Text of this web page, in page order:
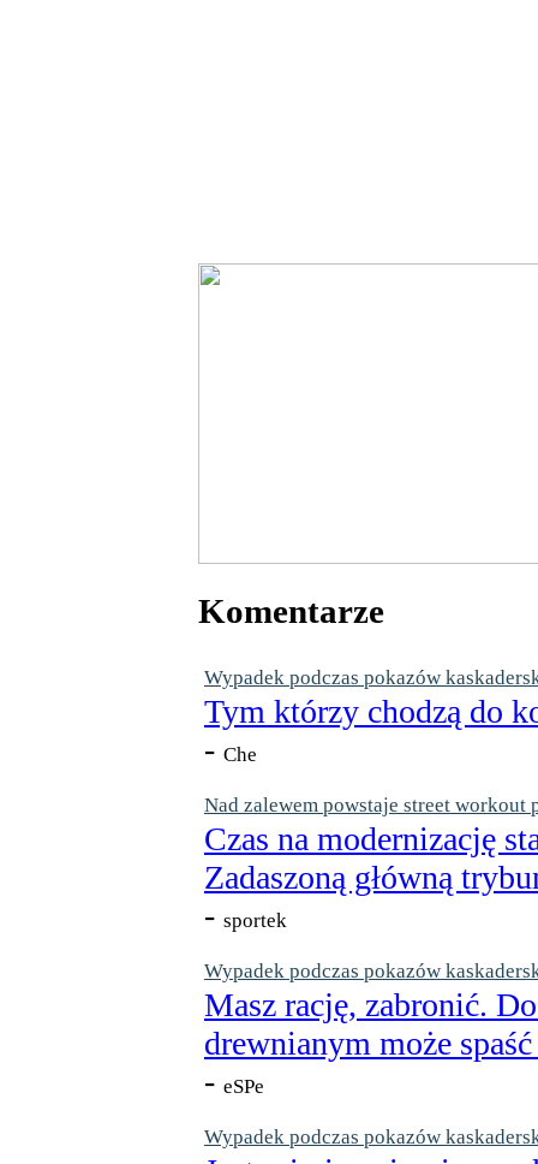
Komentarze
Wypadek podczas pokazów
Tym którzy chodzą do
- Che
Nad zalewem powstaje street workout
Czas na modernizację
Zadaszoną główną
- sportek
Wypadek podczas pokazów
Masz rację, zabronić.
drewnianym może
- eSPe
Wypadek podczas pokazów